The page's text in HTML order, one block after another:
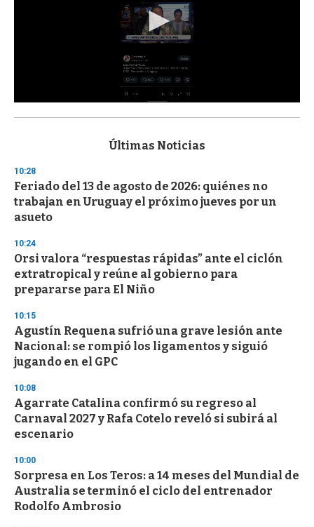
s
d
s
o
f
3
s
e
c
o
n
d
Últimas Noticias
10:28
Feriado del 13 de agosto de 2026: quiénes no
trabajan en Uruguay el próximo jueves por un
asueto
10:24
Orsi valora “respuestas rápidas” ante el ciclón
extratropical y reúne al gobierno para
prepararse para El Niño
10:15
Agustín Requena sufrió una grave lesión ante
Nacional: se rompió los ligamentos y siguió
jugando en el GPC
10:08
Agarrate Catalina confirmó su regreso al
Carnaval 2027 y Rafa Cotelo reveló si subirá al
escenario
10:00
Sorpresa en Los Teros: a 14 meses del Mundial de
Australia se terminó el ciclo del entrenador
Rodolfo Ambrosio